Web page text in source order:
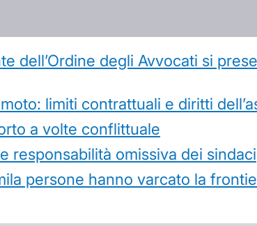
dell’Ordine degli Avvocati si
limiti contrattuali e diritti
a volte conflittuale
responsabilità omissiva dei sindaci
persone hanno varcato la